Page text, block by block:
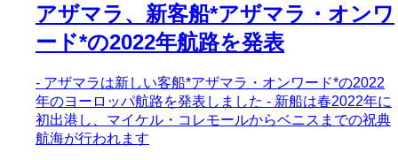
アザマラ、新客船*アザマラ・オンワ
ード*の2022年航路を発表
- アザマラは新しい客船*アザマラ・オンワード*の2022
年のヨーロッパ航路を発表しました - 新船は春2022年に
初出港し、マイケル・コレモールからベニスまでの祝典
航海が行われます